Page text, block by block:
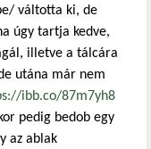
váltotta ki, de
úgy tartja kedve,
illetve a tálcára
utána már nem
ibb.co/87m7yh8
pedig bedob egy
az ablak